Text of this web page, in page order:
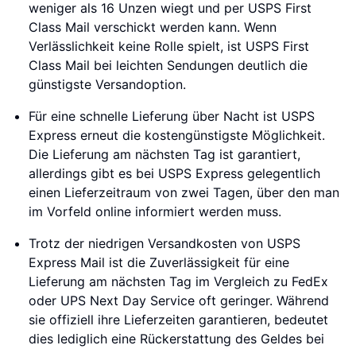
weniger als 16 Unzen wiegt und per USPS First
Class Mail verschickt werden kann. Wenn
Verlässlichkeit keine Rolle spielt, ist USPS First
Class Mail bei leichten Sendungen deutlich die
günstigste Versandoption.
Für eine schnelle Lieferung über Nacht ist USPS
Express erneut die kostengünstigste Möglichkeit.
Die Lieferung am nächsten Tag ist garantiert,
allerdings gibt es bei USPS Express gelegentlich
einen Lieferzeitraum von zwei Tagen, über den man
im Vorfeld online informiert werden muss.
Trotz der niedrigen Versandkosten von USPS
Express Mail ist die Zuverlässigkeit für eine
Lieferung am nächsten Tag im Vergleich zu FedEx
oder UPS Next Day Service oft geringer. Während
sie offiziell ihre Lieferzeiten garantieren, bedeutet
dies lediglich eine Rückerstattung des Geldes bei